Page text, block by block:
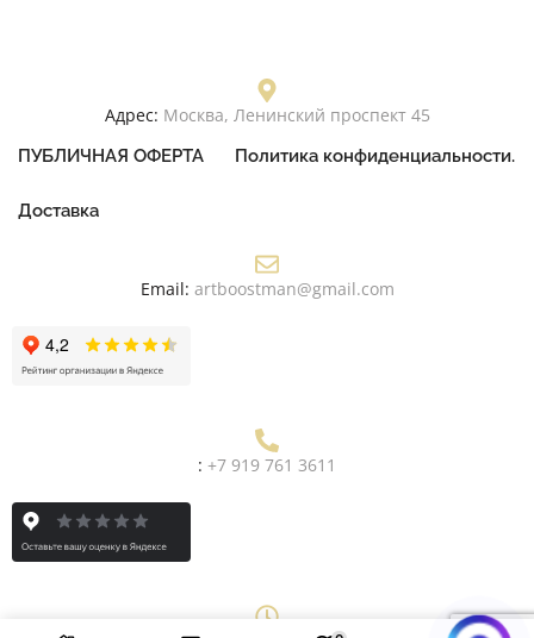
Адрес: Москва, Ленинский проспект 45
ПУБЛИЧНАЯ ОФЕРТА Политика конфиденциальности.
Доставка
Email: artboostman@gmail.com
: +7 919 761 3611